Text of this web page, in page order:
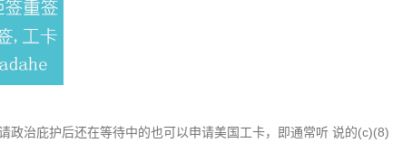
治庇护后还在等待中的也可以申请美国工卡，即通常听 说的(c)(8)